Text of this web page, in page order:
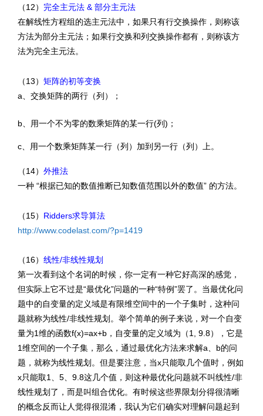
（12） 完全主元法 & 部分主元法
在解线性方程组的选主元法中，如果只有行交换操作，则称该
方法为部分主元法；如果行交换和列交换操作都有，则称该方
法为完全主元法。
（13） 矩阵的初等变换
a、交换矩阵的两行（列）；
b、用一个不为零的数乘矩阵的某一行(列)；
c、用一个数乘矩阵某一行（列）加到另一行（列）上。
（14） 外推法
一种 “根据已知的数值推断已知数值范围以外的数值” 的方法。
（15） Ridders求导算法
http://www.codelast.com/?p=1419
（16） 线性/非线性规划
第一次看到这个名词的时候，你一定有一种它好高深的感觉，
但实际上它不过是“最优化”问题的一种“特例”罢了。当最优化问
题中的自变量的定义域是有限维空间中的一个子集时，这种问
题就称为线性/非线性规划。举个简单的例子来说，对一个自变
量为1维的函数f(x)=ax+b，自变量的定义域为（1, 9.8），它是
1维空间的一个子集，那么，通过最优化方法来求解a、b的问
题，就称为线性规划。但是要注意，当x只能取几个值时，例如
x只能取1、5、9.8这几个值，则这种最优化问题就不叫线性/非
线性规划了，而是叫组合优化。有时候这些界限划分得很清晰
的概念反而让人觉得很混淆，我认为它们确实对理解问题起到